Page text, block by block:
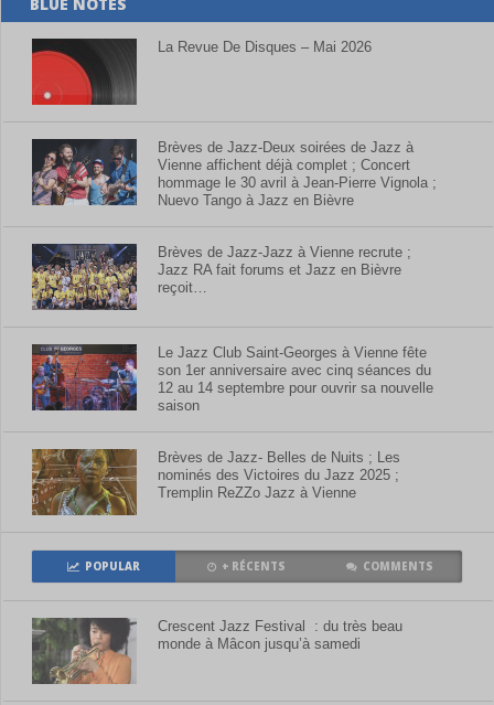
La Revue De Disques – Mai 2026
Brèves de Jazz-Deux soirées de Jazz à
Vienne affichent déjà complet ; Concert
hommage le 30 avril à Jean-Pierre Vignola ;
Nuevo Tango à Jazz en Bièvre
Brèves de Jazz-Jazz à Vienne recrute ;
Jazz RA fait forums et Jazz en Bièvre
reçoit…
Le Jazz Club Saint-Georges à Vienne fête
son 1er anniversaire avec cinq séances du
12 au 14 septembre pour ouvrir sa nouvelle
saison
Brèves de Jazz- Belles de Nuits ; Les
nominés des Victoires du Jazz 2025 ;
Tremplin ReZZo Jazz à Vienne
POPULAR + RÉCENTS COMMENTS
Crescent Jazz Festival : du très beau
monde à Mâcon jusqu’à samedi